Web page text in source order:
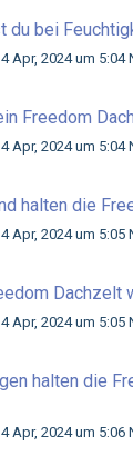
du bei
Apr, 2024 um 5:04
Freedom
Apr, 2024 um 5:04
halten die
Apr, 2024 um 5:05
Dachzelt
Apr, 2024 um 5:05
halten die
Apr, 2024 um 5:06